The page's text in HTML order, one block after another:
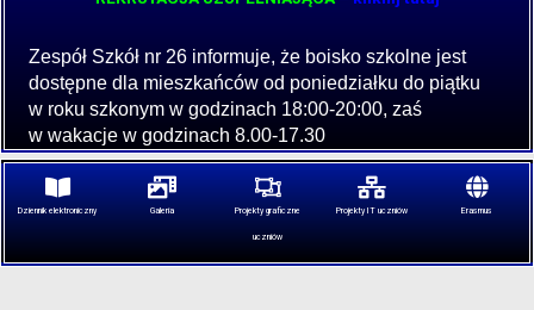
Zespół Szkół nr 26 informuje, że boisko szkolne jest
dostępne dla mieszkańców od poniedziałku do piątku
w roku szkonym w godzinach 18:00-20:00, zaś
w wakacje w godzinach 8.00-17.30
Dziennik elektroniczny Galeria Projekty graficzne
uczniów
Projekty IT uczniów Erasmus